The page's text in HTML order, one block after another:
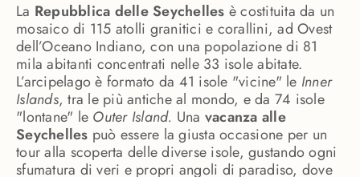
La Repubblica delle Seychelles è costituita da un
mosaico di 115 atolli granitici e corallini, ad Ovest
dell’Oceano Indiano, con una popolazione di 81
mila abitanti concentrati nelle 33 isole abitate.
L’arcipelago è formato da 41 isole "vicine" le Inner
Islands, tra le più antiche al mondo, e da 74 isole
"lontane" le Outer Island. Una vacanza alle
Seychelles può essere la giusta occasione per un
tour alla scoperta delle diverse isole, gustando ogni
sfumatura di veri e propri angoli di paradiso, dove